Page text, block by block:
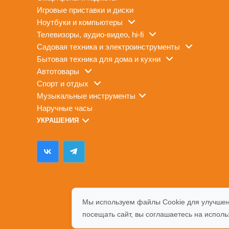
игровые приставки и диски
ноутбуки и компьютеры
телевизоры, аудио-видео, hi-fi
садовая техника и электроинструменты
бытовая техника для дома и кухни
автотовары
спорт и отдых
музыкальные инструменты
наручные часы
УКРАШЕНИЯ
Мы используем файлы Cookie для
посещать сайт, вы соглашаетесь на